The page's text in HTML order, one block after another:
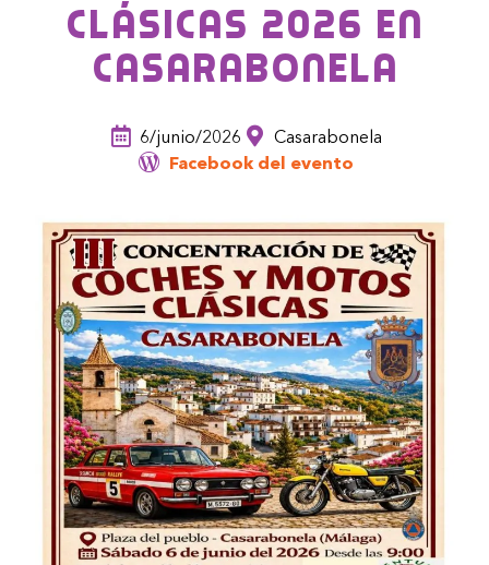
Clásicas 2026 en
Casarabonela
6/junio/2026
Casarabonela
Facebook del evento